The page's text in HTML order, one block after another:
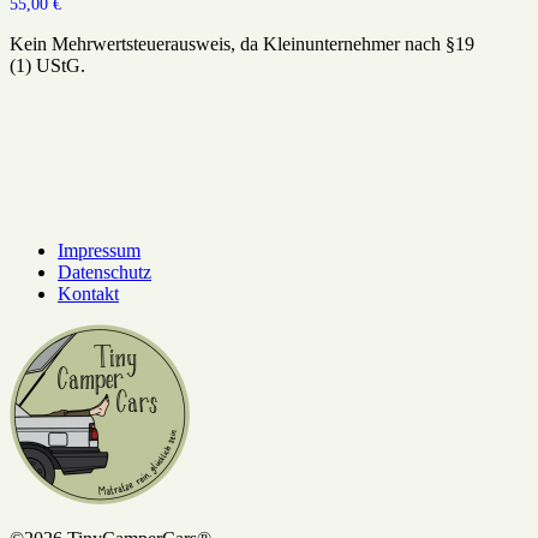
55,00 €
Kein Mehrwertsteuerausweis, da Kleinunternehmer nach §19
(1) UStG.
Impressum
Datenschutz
Kontakt